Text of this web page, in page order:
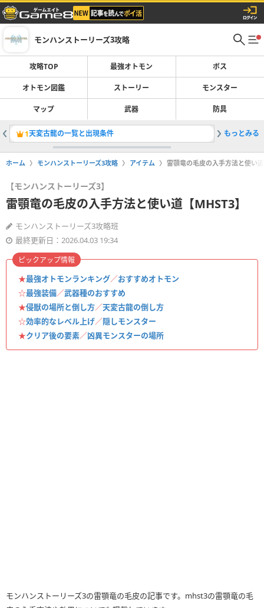
モンハンストーリーズ3攻略
攻略TOP 最強オトモン ボス
オトモン図鑑 ストーリー モンスター
マップ 武器 防具
1天変古龍の一覧と出現条件 2クリア
もっとみる
ホーム モンハンストーリーズ3攻略 アイテム 雷顎竜の毛皮の入手方法と使い
【モンハンストーリーズ3】
雷顎竜の毛皮の入手方法と使い道【MHST3】
モンハンストーリーズ3攻略班
最終更新日：2026.04.03 19:34
★最強オトモンランキング／おすすめオトモン
☆最強装備／武器種のおすすめ
★侵獣の場所と倒し方／天変古龍の倒し方
☆効率的なレベル上げ／隠しモンスター
★クリア後の要素／凶異モンスターの場所
ピックアップ情報
モンハンストーリーズ3の雷顎竜の毛皮の記事です。mhst3の雷顎竜の毛